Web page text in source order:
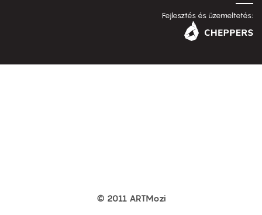
Fejlesztés és üzemeltetés:
© 2011 ARTMozi